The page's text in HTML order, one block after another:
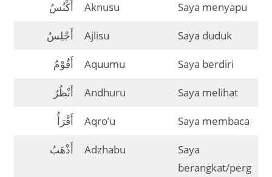
أَكْنُسُ Aknusu Saya menyapu
أَجْلِسُ Ajlisu Saya duduk
أَقُوْمُ Aquumu Saya berdiri
أَنْظُرُ Andhuru Saya melihat
أَقْرَأُ Aqro’u Saya membaca
أَذْهَبُ Adzhabu
Saya
berangkat/perg